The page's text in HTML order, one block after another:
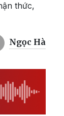
thức,
Ngọc Hà